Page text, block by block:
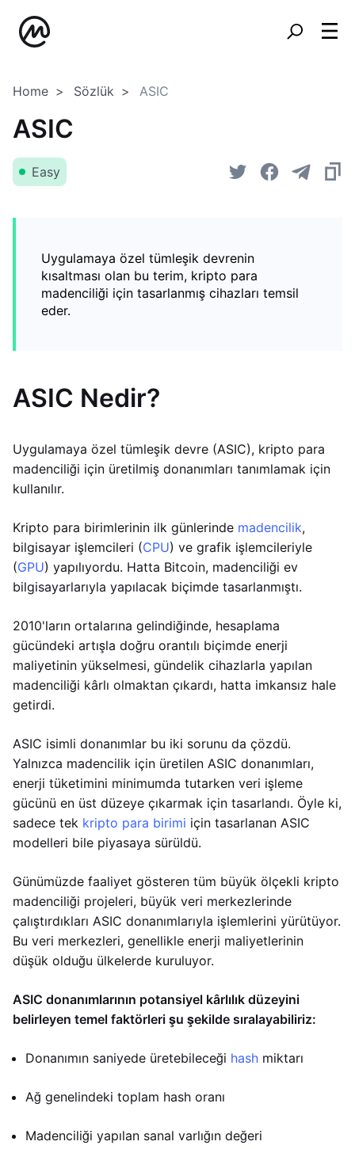
Home Sözlük ASIC
ASIC
Easy
Uygulamaya özel tümleşik devrenin
kısaltması olan bu terim, kripto para
madenciliği için tasarlanmış cihazları temsil
eder.
ASIC Nedir?
Uygulamaya özel tümleşik devre (ASIC), kripto para
madenciliği için üretilmiş donanımları tanımlamak için
kullanılır.
Kripto para birimlerinin ilk günlerinde madencilik,
bilgisayar işlemcileri (CPU) ve grafik işlemcileriyle
(GPU) yapılıyordu. Hatta Bitcoin, madenciliği ev
bilgisayarlarıyla yapılacak biçimde tasarlanmıştı.
2010'ların ortalarına gelindiğinde, hesaplama
gücündeki artışla doğru orantılı biçimde enerji
maliyetinin yükselmesi, gündelik cihazlarla yapılan
madenciliği kârlı olmaktan çıkardı, hatta imkansız hale
getirdi.
ASIC isimli donanımlar bu iki sorunu da çözdü.
Yalnızca madencilik için üretilen ASIC donanımları,
enerji tüketimini minimumda tutarken veri işleme
gücünü en üst düzeye çıkarmak için tasarlandı. Öyle ki,
sadece tek kripto para birimi için tasarlanan ASIC
modelleri bile piyasaya sürüldü.
Günümüzde faaliyet gösteren tüm büyük ölçekli kripto
madenciliği projeleri, büyük veri merkezlerinde
çalıştırdıkları ASIC donanımlarıyla işlemlerini yürütüyor.
Bu veri merkezleri, genellikle enerji maliyetlerinin
düşük olduğu ülkelerde kuruluyor.
ASIC donanımlarının potansiyel kârlılık düzeyini
belirleyen temel faktörleri şu şekilde sıralayabiliriz:
Donanımın saniyede üretebileceği hash miktarı
Ağ genelindeki toplam hash oranı
Madenciliği yapılan sanal varlığın değeri